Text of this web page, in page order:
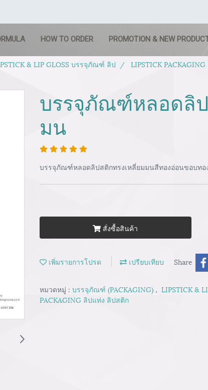
HOW TO ORDER PROMOTION & NEW
& LIP GLOSS บรรจุภัณฑ์ ลิป
LIPSTICK
บรรจุภัณฑ์หลอดลิ
มน
บรรจุภัณฑ์หลอดลิปสติกทรงเหลี่ยมมนสีทองอ่อนขอบทอง
สั่งซื้อสินค้า
เพิ่มรายการโปรด เปรียบเทียบ Share
หมวดหมู่ : บรรจุภัณฑ์ (PACKAGING) , LIPSTICK &
PACKAGING ลิปแท่ง ลิปสติก